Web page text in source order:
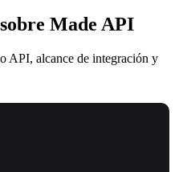
Made API
API, alcance de integración y